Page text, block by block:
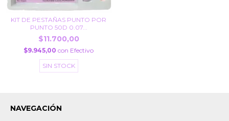
KIT DE PESTAÑAS PUNTO POR
PUNTO 50D 0.07...
$11.700,00
$9.945,00 con Efectivo
SIN STOCK
NAVEGACIÓN